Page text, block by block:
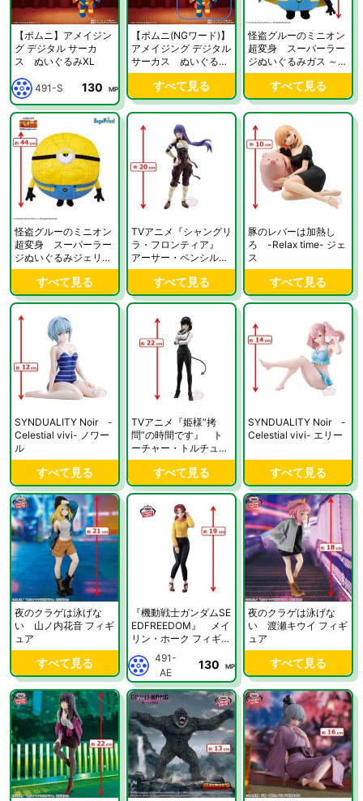
【ポムニ】アメイジン
グ デジタル サーカ
ス ぬいぐるみXL
491-S 130 MP
【ポムニ(NGワード)】
アメイジング デジタル
サーカス ぬいぐるみ
XL
すべて見る
怪盗グルーのミニオン
超変身 スーパーラー
ジぬいぐるみガス ～メ
ガミニオン～
すべて見る
怪盗グルーのミニオン
超変身 スーパーラー
ジぬいぐるみジェリー
～メガミニオン～
すべて見る
TVアニメ『シャングリ
ラ・フロンティア』
アーサー・ペンシルゴ
ン フィギュア
すべて見る
豚のレバーは加熱し
ろ -Relax time- ジェ
ス
すべて見る
SYNDUALITY Noir -
Celestial vivi- ノワー
ル
すべて見る
TVアニメ『姫様“拷
問”の時間です』 ト
ーチャー・トルチュー
ル フィギュア
すべて見る
SYNDUALITY Noir -
Celestial vivi- エリー
すべて見る
夜のクラゲは泳げな
い 山ノ内花音 フィギ
ュア
すべて見る
『機動戦士ガンダムSE
EDFREEDOM』 メイ
リン・ホーク フィギュ
491-
AE
130 MP
夜のクラゲは泳げな
い 渡瀬キウイ フィギ
ュア
すべて見る